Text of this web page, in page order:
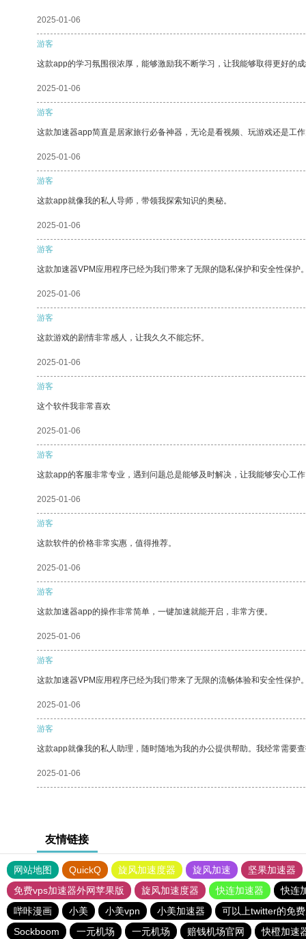
2025-01-06
游客
这款app的学习氛围很浓厚，能够激励我不断学习，让我能够取得更好的
2025-01-06
游客
这款加速器app简直是居家旅行必备神器，无论是看视频、玩游戏还是工
2025-01-06
游客
这款app就像我的私人导师，带领我探索知识的奥秘。
2025-01-06
游客
这款加速器VPM应用程序已经为我们带来了无限的隐私保护和安全性保护
2025-01-06
游客
这款游戏的剧情非常感人，让我久久不能忘怀。
2025-01-06
游客
这个软件我非常喜欢
2025-01-06
游客
这款app的客服非常专业，遇到问题总是能够及时解决，让我能够安心工
2025-01-06
游客
这款软件的价格非常实惠，值得推荐。
2025-01-06
游客
这款加速器app的操作非常简单，一键加速就能开启，非常方便。
2025-01-06
游客
这款加速器VPM应用程序已经为我们带来了无限的流畅体验和安全性保护
2025-01-06
游客
这款app就像我的私人助理，随时随地为我的办公提供帮助。我经常需要
2025-01-06
友情链接
网站地图 QuickQ 旋风加速度器 旋风加速
坚果加速器
免费vps加速器外网苹果版
旋风加速度器 快连加速器
快连
哔咔漫画
小美 小美vpn 小美加速器
可以上twitter的免
Sockboom
一元机场 一元机场 赔钱机场官网 快橙加速